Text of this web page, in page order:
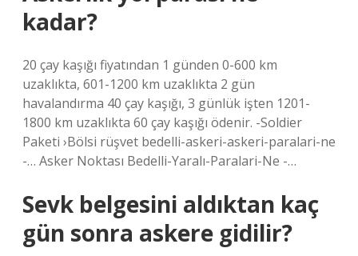
kadar?
20 çay kaşığı fiyatından 1 günden 0-600 km
uzaklıkta, 601-1200 km uzaklıkta 2 gün
havalandırma 40 çay kaşığı, 3 günlük işten 1201-
1800 km uzaklıkta 60 çay kaşığı ödenir. -Soldier
Paketi ›Bölsi rüşvet bedelli-askeri-askeri-paralari-ne
-… Asker Noktası Bedelli-Yaralı-Paralari-Ne -…
Sevk belgesini aldıktan kaç
gün sonra askere gidilir?